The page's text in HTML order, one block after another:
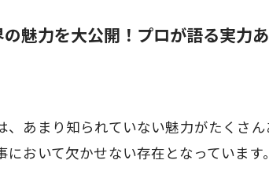
魅力を大公開！プロが語る実力
、あまり知られていない魅力がたくさ
において欠かせない存在となっていま